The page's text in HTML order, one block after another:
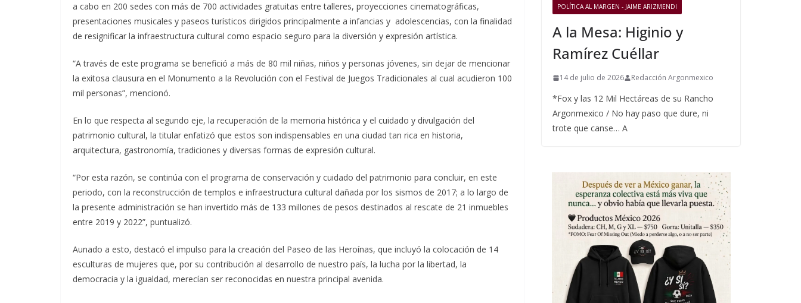
a cabo en 200 sedes con más de 700 actividades gratuitas entre talleres, proyecciones cinematográficas,
presentaciones musicales y paseos turísticos dirigidos principalmente a infancias y adolescencias, con la finalidad
de resignificar la infraestructura cultural como espacio seguro para la diversión y expresión artística.
“A través de este programa se benefició a más de 80 mil niñas, niños y personas jóvenes, sin dejar de mencionar
la exitosa clausura en el Monumento a la Revolución con el Festival de Juegos Tradicionales al cual acudieron 100
mil personas”, mencionó.
En lo que respecta al segundo eje, la recuperación de la memoria histórica y el cuidado y divulgación del
patrimonio cultural, la titular enfatizó que estos son indispensables en una ciudad tan rica en historia,
arquitectura, gastronomía, tradiciones y diversas formas de expresión cultural.
“Por esta razón, se continúa con el programa de conservación y cuidado del patrimonio para concluir, en este
periodo, con la reconstrucción de templos e infraestructura cultural dañada por los sismos de 2017; a lo largo de
la presente administración se han invertido más de 133 millones de pesos destinados al rescate de 21 inmuebles
entre 2019 y 2022”, puntualizó.
Aunado a esto, destacó el impulso para la creación del Paseo de las Heroínas, que incluyó la colocación de 14
esculturas de mujeres que, por su contribución al desarrollo de nuestro país, la lucha por la libertad, la
democracia y la igualdad, merecían ser reconocidas en nuestra principal avenida.
POLÍTICA AL MARGEN - JAIME ARIZMENDI
A la Mesa: Higinio y
Ramírez Cuéllar
14 de julio de 2026 Redacción Argonmexico
*Fox y las 12 Mil Hectáreas de su Rancho
Argonmexico / No hay paso que dure, ni
trote que canse… A